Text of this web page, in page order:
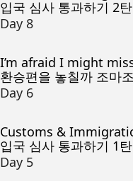
입국 심사 통과하기 2탄
Day 8
I’m afraid I might
환승편을 놓칠까 조마
Day 6
Customs &
입국 심사 통과하기 1탄
Day 5